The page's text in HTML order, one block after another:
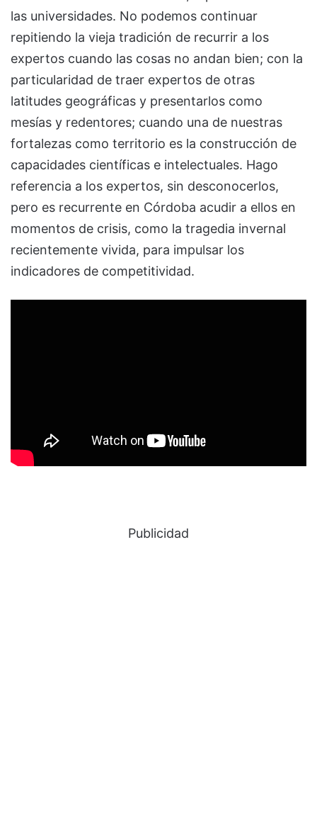
las universidades. No podemos continuar
repitiendo la vieja tradición de recurrir a los
expertos cuando las cosas no andan bien; con la
particularidad de traer expertos de otras
latitudes geográficas y presentarlos como
mesías y redentores; cuando una de nuestras
fortalezas como territorio es la construcción de
capacidades científicas e intelectuales. Hago
referencia a los expertos, sin desconocerlos,
pero es recurrente en Córdoba acudir a ellos en
momentos de crisis, como la tragedia invernal
recientemente vivida, para impulsar los
indicadores de competitividad.
Publicidad